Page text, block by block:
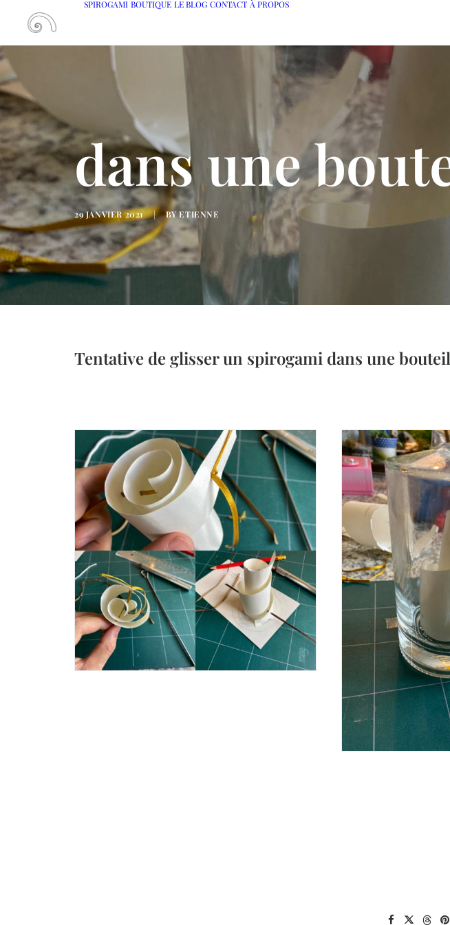
SPIROGAMI BOUTIQUE LE BLOG CONTACT À PROPOS
dans une
29 JANVIER 2021 | BYETIENNE
Tentative de glisser un spirogami dans une